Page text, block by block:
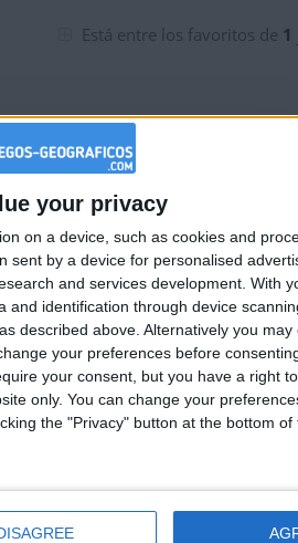
your privacy
on a device, such as cookies and
by a device for personalised
and services development. With
identification through device
described above. Alternatively you
your preferences before
your consent, but you have a right
only. You can change your
the "Privacy" button at the bottom of
Está entre los favoritos de 1
you’re visiting from
speaking country
now and be among
your score on our